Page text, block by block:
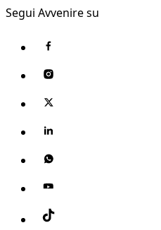
Segui Avvenire su